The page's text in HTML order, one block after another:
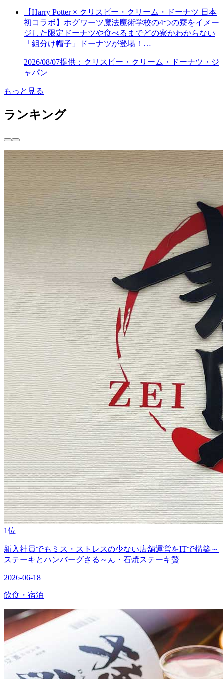
【Harry Potter × クリスピー・クリーム・ドーナツ 日本
初コラボ】ホグワーツ魔法魔術学校の4つの寮をイメー
ジした限定ドーナツや食べるまでどの寮かわからない
「組分け帽子」ドーナツが登場！…
2026/08/07提供：クリスピー・クリーム・ドーナツ・ジ
ャパン
もっと見る
ランキング
1位
新入社員でもミス・ストレスの少ない店舗運営をITで構築～
ステーキとハンバーグさる～ん・石焼ステーキ贅
2026-06-18
飲食・宿泊